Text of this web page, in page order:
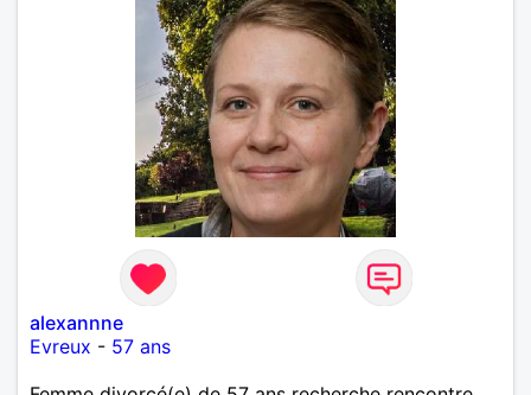
alexannne
Evreux - 57 ans